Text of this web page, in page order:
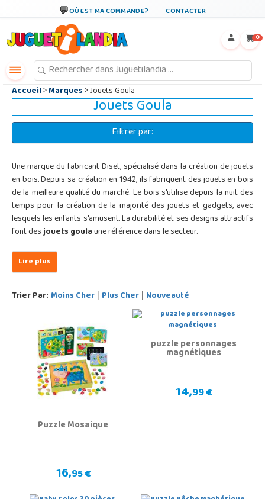
OÙ EST MA COMMANDE? CONTACTER
0
Accueil>Marques> Jouets Goula
Jouets Goula
Filtrer par:
Une marque du fabricant Diset, spécialisé dans la création de jouets
en bois. Depuis sa création en 1942, ils fabriquent des jouets en bois
de la meilleure qualité du marché. Le bois s'utilise depuis la nuit des
temps pour la création de la majorité des jouets et gadgets, avec
lesquels les enfants s'amusent. La durabilité et ses designs attractifs
font desjouets goulaune référence dans le secteur.
Trier Par: Moins Cher | Plus Cher | Nouveauté
Puzzle Mosaique
16,95 €
puzzle personnages
magnétiques
14,99 €